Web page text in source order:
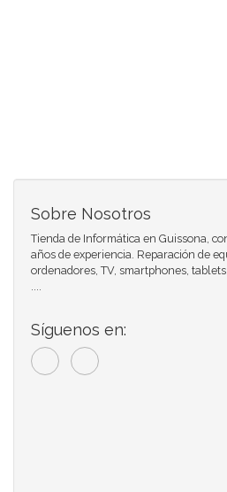
Sobre Nosotros
Tienda de Informática en Guissona,
años de experiencia. Reparación de
ordenadores, TV, smartphones,
....
Síguenos en: